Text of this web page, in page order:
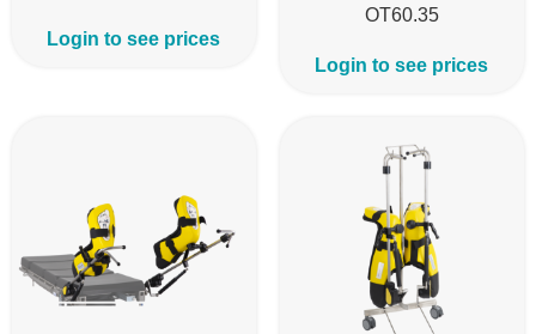
Login to see prices
OT60.35
Login to see prices